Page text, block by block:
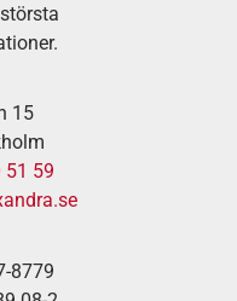
15
51 59
8779